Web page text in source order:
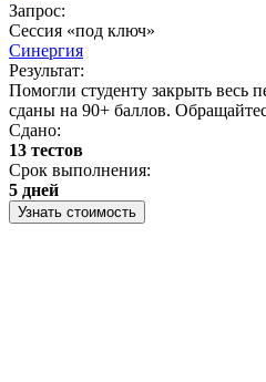
Запрос:
Сессия «под ключ»
Синергия
Результат:
Помогли студенту закрыть весь
сданы на 90+ баллов.
Сдано:
13 тестов
Срок выполнения:
5 дней
Узнать стоимость